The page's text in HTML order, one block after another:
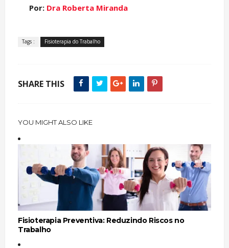
Por: Dra Roberta Miranda
Tags : Fisioterapia do Trabalho
SHARE THIS
YOU MIGHT ALSO LIKE
Fisioterapia Preventiva: Reduzindo Riscos no
Trabalho